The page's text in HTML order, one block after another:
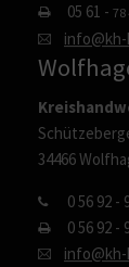
05 61 - 78
34466
0 56 92 -
0 56 92 -